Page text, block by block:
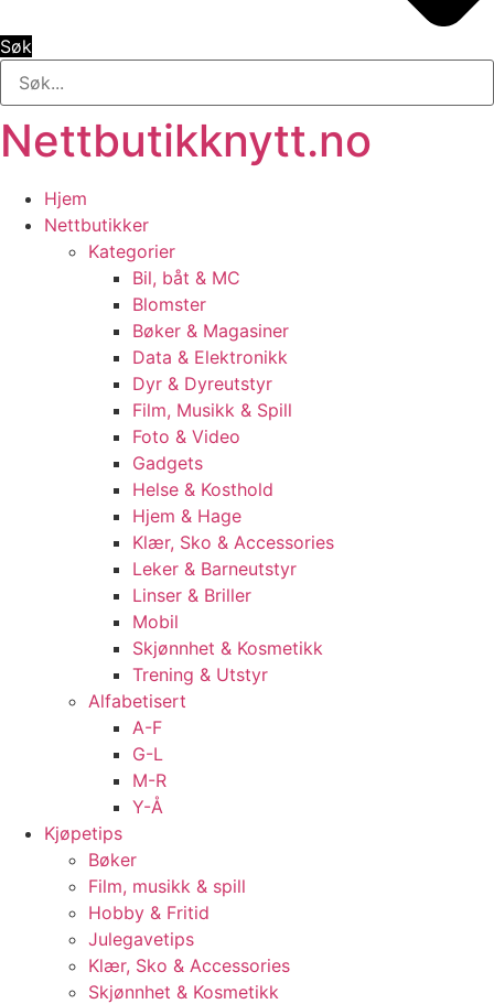
Søk
Nettbutikknytt.no
Hjem
Nettbutikker
Kategorier
Bil, båt & MC
Blomster
Bøker & Magasiner
Data & Elektronikk
Dyr & Dyreutstyr
Film, Musikk & Spill
Foto & Video
Gadgets
Helse & Kosthold
Hjem & Hage
Klær, Sko & Accessories
Leker & Barneutstyr
Linser & Briller
Mobil
Skjønnhet & Kosmetikk
Trening & Utstyr
Alfabetisert
A-F
G-L
M-R
Y-Å
Kjøpetips
Bøker
Film, musikk & spill
Hobby & Fritid
Julegavetips
Klær, Sko & Accessories
Skjønnhet & Kosmetikk